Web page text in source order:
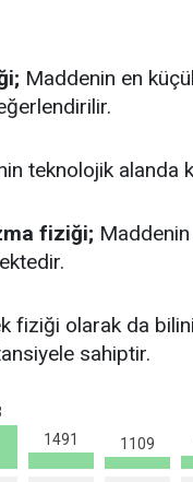
Maddenin en
teknolojik alanda
fiziği; Maddenin
fiziği olarak da
sahiptir.
1491
1109